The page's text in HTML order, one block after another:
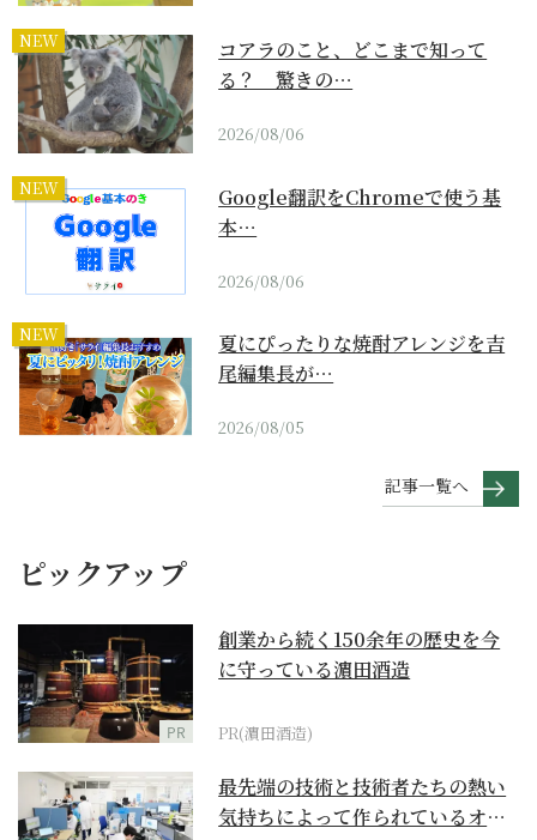
NEW
コアラのこと、どこまで知って
る？ 驚きの…
2026/08/06
NEW
Google翻訳をChromeで使う基
本…
2026/08/06
NEW
夏にぴったりな焼酎アレンジを吉
尾編集長が…
2026/08/05
記事一覧へ
ピックアップ
PR
創業から続く150余年の歴史を今
に守っている濵田酒造
PR(濵田酒造)
最先端の技術と技術者たちの熱い
気持ちによって作られているオー